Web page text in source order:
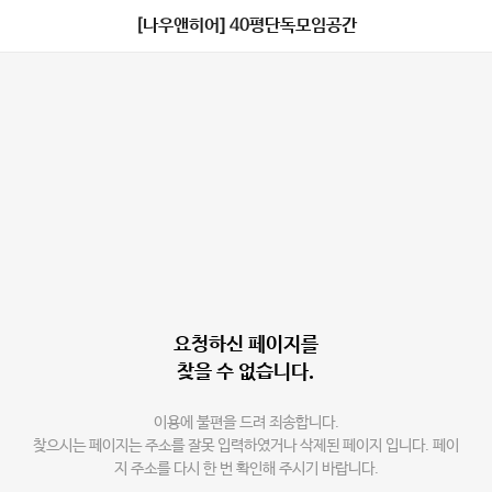
[나우앤히어] 40평단독모임공간
요청하신 페이지를
찾을 수 없습니다.
이용에 불편을 드려 죄송합니다.
찾으시는 페이지는 주소를 잘못 입력하였거나 삭제된 페이지 입니다. 페이
지 주소를 다시 한 번 확인해 주시기 바랍니다.